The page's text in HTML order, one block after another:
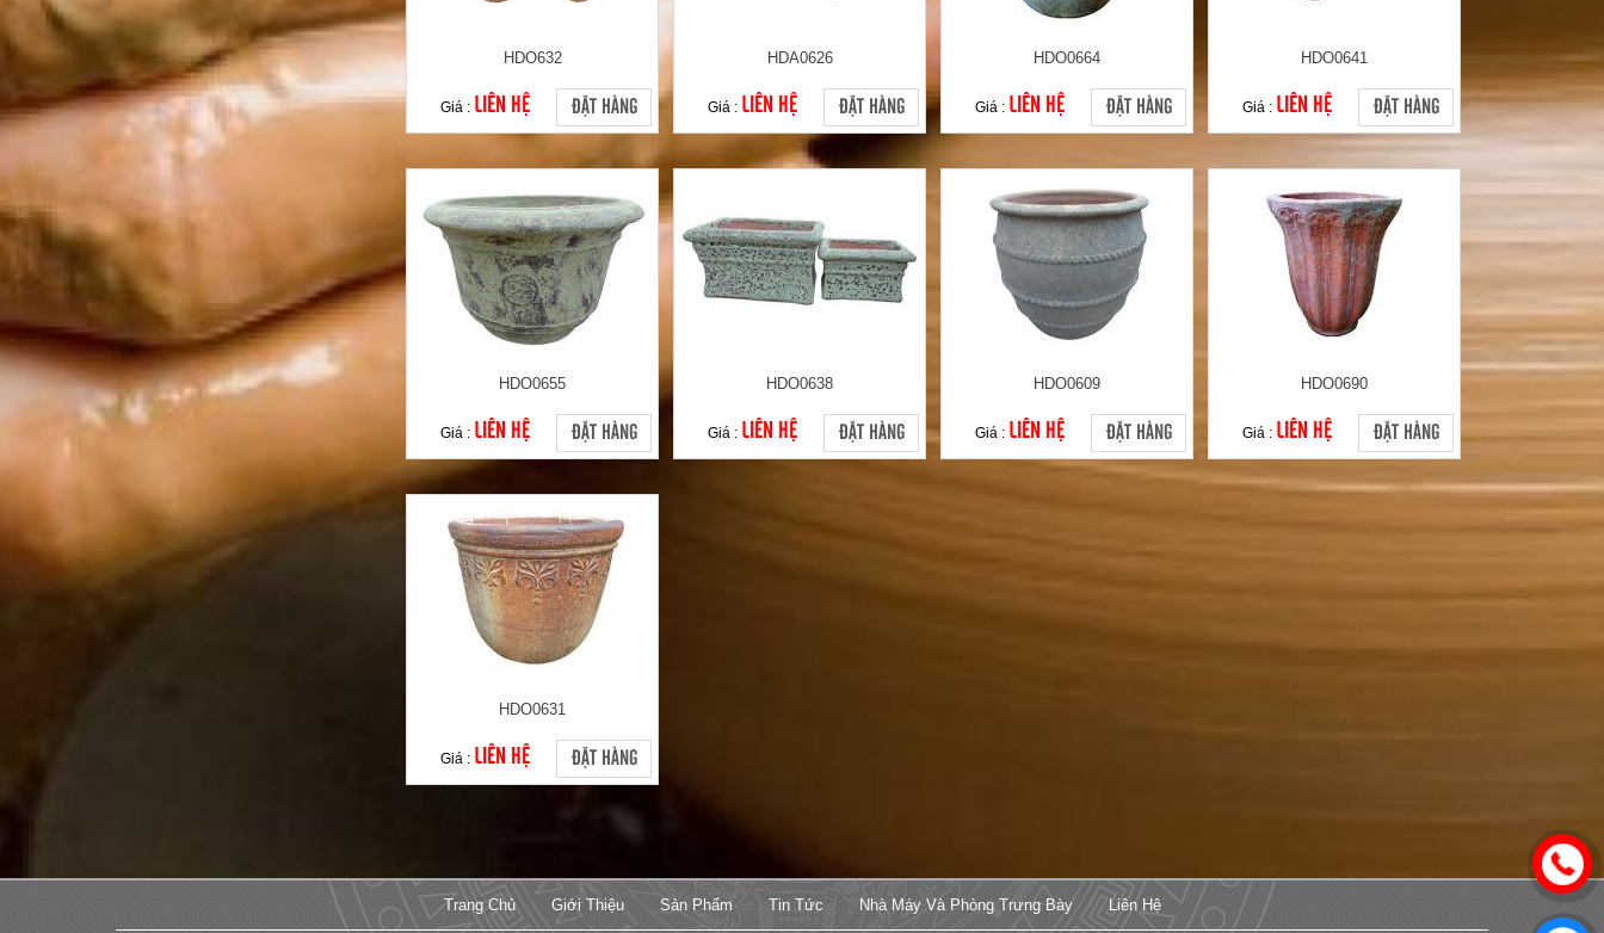
HDO632
Giá : LIÊN HỆ ĐẶT HÀNG
HDA0626
Giá : LIÊN HỆ ĐẶT HÀNG
HDO0664
Giá : LIÊN HỆ ĐẶT HÀNG
HDO0641
Giá : LIÊN HỆ ĐẶT HÀNG
HDO0655
Giá : LIÊN HỆ ĐẶT HÀNG
HDO0638
Giá : LIÊN HỆ ĐẶT HÀNG
HDO0609
Giá : LIÊN HỆ ĐẶT HÀNG
HDO0690
Giá : LIÊN HỆ ĐẶT HÀNG
HDO0631
Giá : LIÊN HỆ ĐẶT HÀNG
Trang Chủ Giới Thiệu Sản Phẩm Tin Tức Nhà Máy Và Phòng Trưng Bày Liên Hệ